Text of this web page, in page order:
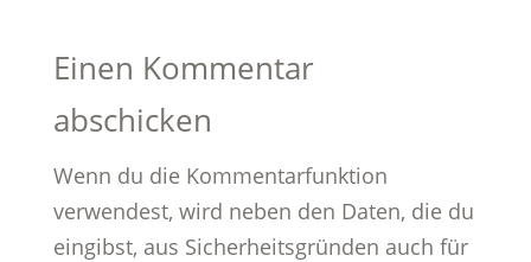
Einen Kommentar
abschicken
Wenn du die Kommentarfunktion
verwendest, wird neben den Daten, die du
eingibst, aus Sicherheitsgründen auch für